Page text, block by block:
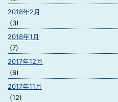
2018年2月
(3)
2018年1月
(7)
2017年12月
(6)
2017年11月
(12)